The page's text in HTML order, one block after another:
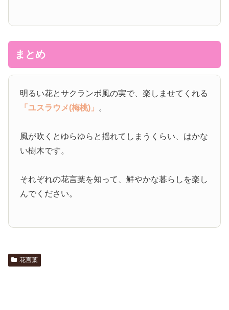
まとめ
明るい花とサクランボ風の実で、楽しませてくれる
「ユスラウメ(梅桃)」 。
風が吹くとゆらゆらと揺れてしまうくらい、はかな
い樹木です。
それぞれの花言葉を知って、鮮やかな暮らしを楽し
んでください。
花言葉